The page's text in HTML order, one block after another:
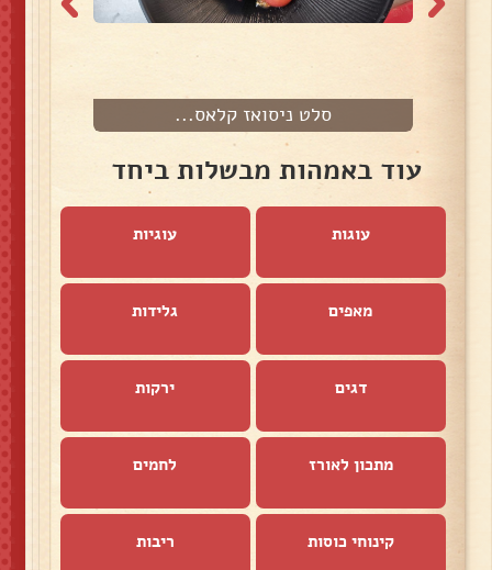
סלט ניסואז קלאס...
עוד באמהות מבשלות ביחד
עוגות עוגיות
מאפים גלידות
דגים ירקות
מתכון לאורז לחמים
קינוחי כוסות ריבות